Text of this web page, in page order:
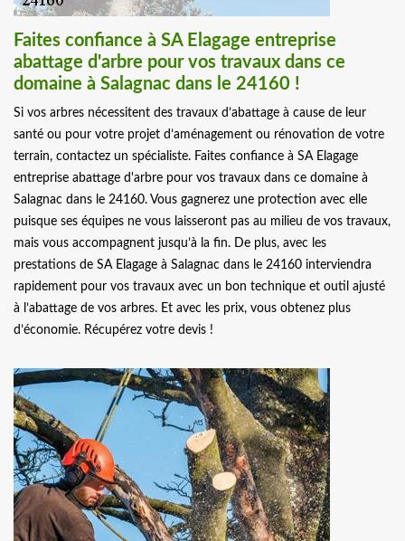
Faites confiance à SA Elagage entreprise
abattage d'arbre pour vos travaux dans ce
domaine à Salagnac dans le 24160 !
Si vos arbres nécessitent des travaux d’abattage à cause de leur
santé ou pour votre projet d’aménagement ou rénovation de votre
terrain, contactez un spécialiste. Faites confiance à SA Elagage
entreprise abattage d'arbre pour vos travaux dans ce domaine à
Salagnac dans le 24160. Vous gagnerez une protection avec elle
puisque ses équipes ne vous laisseront pas au milieu de vos travaux,
mais vous accompagnent jusqu’à la fin. De plus, avec les
prestations de SA Elagage à Salagnac dans le 24160 interviendra
rapidement pour vos travaux avec un bon technique et outil ajusté
à l’abattage de vos arbres. Et avec les prix, vous obtenez plus
d’économie. Récupérez votre devis !